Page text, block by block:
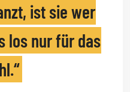
ist sie wer
los nur für das